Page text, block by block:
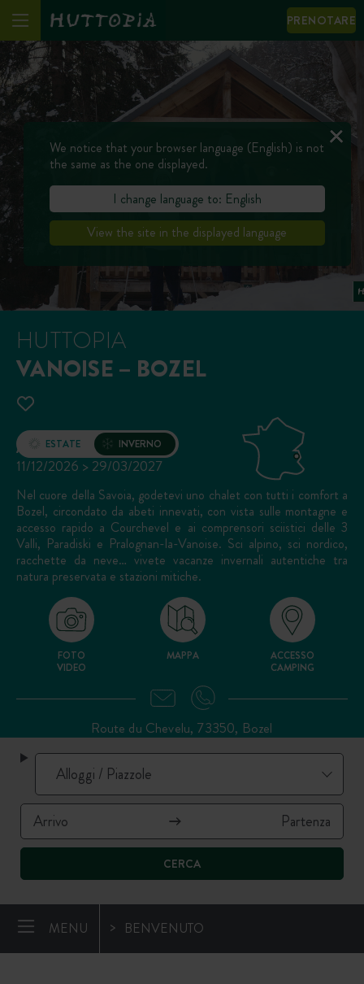
PRENOTARE
CERCA
HUTTOPIA
VANOISE – BOZEL
Apertura
11/12/2026 > 29/03/2027
ESTATE INVERNO
Nel cuore della Savoia, godetevi uno chalet con tutti i comfort a
Bozel, circondato da abeti innevati, con vista sulle montagne e
accesso rapido a Courchevel e ai comprensori sciistici delle 3
Valli, Paradiski e Pralognan-la-Vanoise. Sci alpino, sci nordico,
racchette da neve… vivete vacanze invernali autentiche tra
natura preservata e stazioni mitiche.
FOTO
VIDEO
MAPPA
ACCESSO
CAMPING
Route du Chevelu, 73350, Bozel
MENU BENVENUTO
We notice that your browser language (English) is not
the same as the one displayed.
I change language to: English
View the site in the displayed language